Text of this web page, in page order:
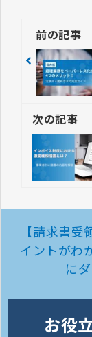
前の記事
次の記事
【請求書
イントがわ
に
お役